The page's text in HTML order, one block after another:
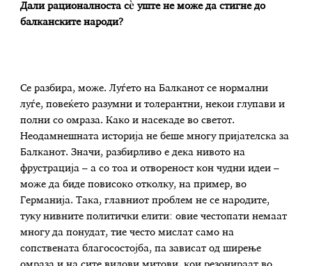
Дали рационалноста сѐ уште не може да стигне до
балканските народи?
Се разбира, може. Луѓето на Балканот се нормални
луѓе, повеќето разумни и толерантни, некои глупави и
полни со омраза. Како и насекаде во светот.
Неодамнешната историја не беше многу пријателска за
Балканот. Значи, разбирливо е дека нивото на
фрустрација – а со тоа и отвореност кон чудни идеи –
може да биде повисоко отколку, на пример, во
Германија. Така, главниот проблем не се народите,
туку нивните политички елити: овие честопати немаат
многу да понудат, тие често мислат само на
сопствената благосостојба, па зависат од ширење